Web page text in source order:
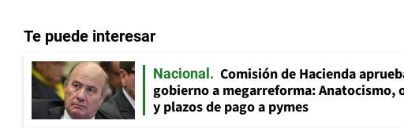
Te puede interesar
Nacional
Comisión de Hacienda
gobierno a megarreforma: Anatocismo,
y plazos de pago a pymes